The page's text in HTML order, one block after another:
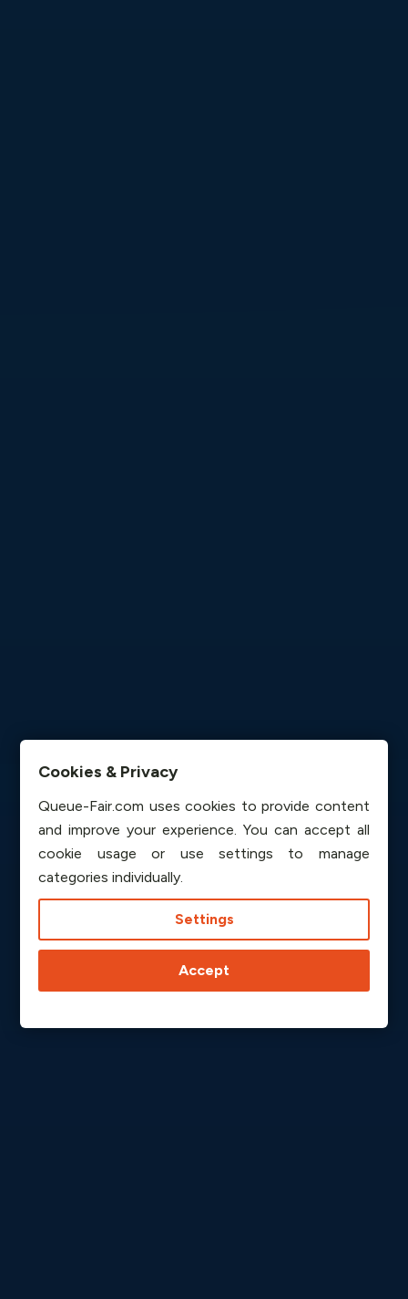
Cookies & Privacy
Queue-Fair.com uses cookies to provide content
and improve your experience. You can accept all
cookie usage or use settings to manage
categories individually.
Settings
Accept